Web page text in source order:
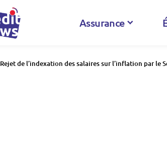
Assurance
Rejet de l’indexation des salaires sur l’inflation par le